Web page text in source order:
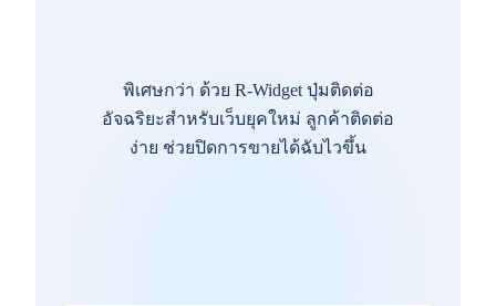
พิเศษกว่า ด้วย R-Widget ปุ่มติดต่อ
อัจฉริยะสำหรับเว็บยุคใหม่ ลูกค้าติดต่อ
ง่าย ช่วยปิดการขายได้ฉับไวขึ้น